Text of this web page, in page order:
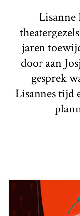
jaren
door aan
gesprek
Lisannes tijd